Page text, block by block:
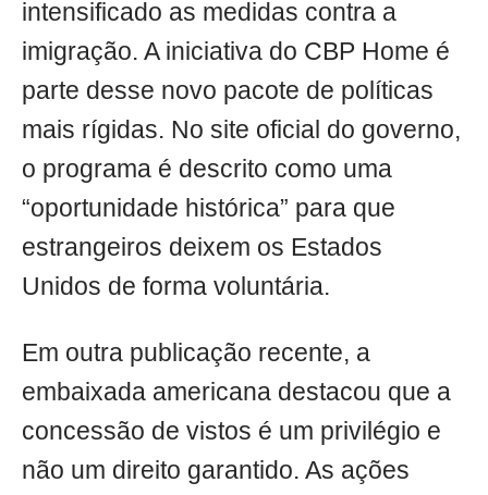
intensificado as medidas contra a
imigração. A iniciativa do CBP Home é
parte desse novo pacote de políticas
mais rígidas. No site oficial do governo,
o programa é descrito como uma
“oportunidade histórica” para que
estrangeiros deixem os Estados
Unidos de forma voluntária.
Em outra publicação recente, a
embaixada americana destacou que a
concessão de vistos é um privilégio e
não um direito garantido. As ações